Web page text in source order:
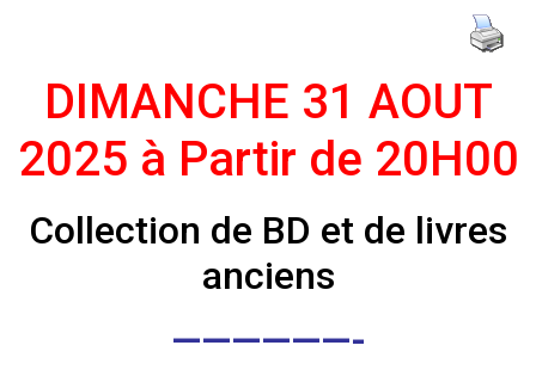
DIMANCHE 31 AOUT
2025 à Partir de 20H00
Collection de BD et de livres
anciens
——————-